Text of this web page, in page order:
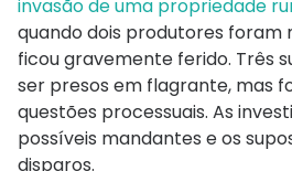
invasão de uma propriedade
quando dois produtores
ficou gravemente ferido. Três
ser presos em flagrante, mas
questões processuais. As
possíveis mandantes e os
disparos.